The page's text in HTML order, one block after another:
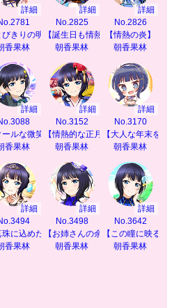
詳細
びきりの明日へ】
香果林
詳細
No.2825
【誕生日も情熱的に】
朝香果林
詳細
No.2826
【情熱の炎】
朝香果林
詳細
ールな微笑み】
香果林
詳細
No.3152
【情熱的な正月を】
朝香果林
詳細
No.3170
【大人な年末を】
朝香果林
】
詳細
珠に込めた願い】
香果林
詳細
No.3498
【お姉さんの余裕】
朝香果林
詳細
No.3642
【この瞳に映るも
朝香果林